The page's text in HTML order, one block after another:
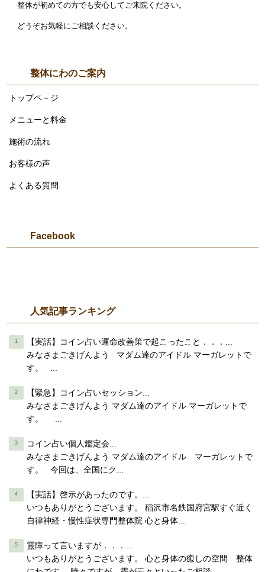
整体が初めての方でも安心してご来院ください。
どうぞお気軽にご相談ください。
整体にわのご案内
トップペ－ジ
メニューと料金
施術の流れ
お客様の声
よくある質問
Facebook
人気記事ランキング
【実話】コイン占い運命改善策で起こったこと．．．...
みなさまごきげんよう マダム達のアイドル マーガレットで
す。 ...
【緊急】コイン占いセッション...
みなさまごきげんよう マダム達のアイドル マーガレットで
す。 ...
コイン占い個人鑑定会...
みなさまごきげんよう マダム達のアイドル マーガレットで
す。 今回は、全国にク...
【実話】啓示があったのです。...
いつもありがとうございます。 稲沢市名鉄国府宮駅すぐ近く
自律神経・慢性症状専門整体院 心と身体...
靈障って言いますが．．．...
いつもありがとうございます。 心と身体の癒しの空間 整体